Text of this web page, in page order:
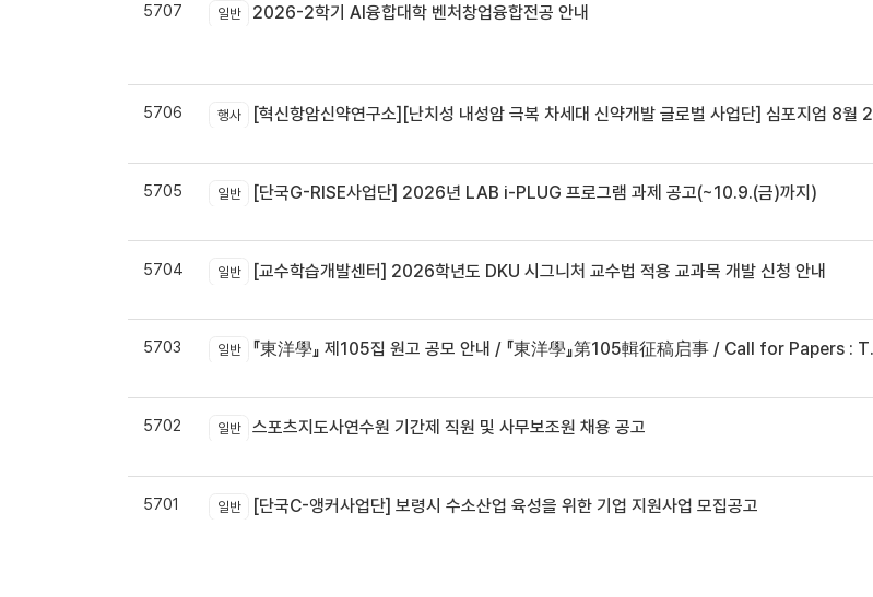
5707 일반 2026-2학기 AI융합대학 벤처창업융합전공 안내
5706 행사 [혁신항암신약연구소][난치성 내성암 극복 차세대 신약개발 글로벌 사업단] 심포지엄 8월 24일 ~ 25일
5705 일반 [단국G-RISE사업단] 2026년 LAB i-PLUG 프로그램 과제 공고(~10.9.(금)까지)
5704 일반 [교수학습개발센터] 2026학년도 DKU 시그니처 교수법 적용 교과목 개발 신청 안내
5703 일반 『東洋學』 제105집 원고 공모 안내 / 『東洋學』第105輯征稿启事 / Call for Papers : The Oriental Studies, the 105th Issue
5702 일반 스포츠지도사연수원 기간제 직원 및 사무보조원 채용 공고
5701 일반 [단국C-앵커사업단] 보령시 수소산업 육성을 위한 기업 지원사업 모집공고